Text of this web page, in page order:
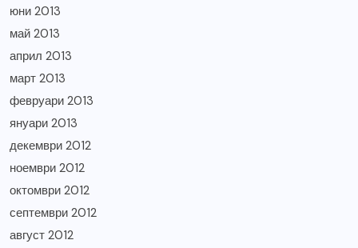
юни 2013
май 2013
април 2013
март 2013
февруари 2013
януари 2013
декември 2012
ноември 2012
октомври 2012
септември 2012
август 2012